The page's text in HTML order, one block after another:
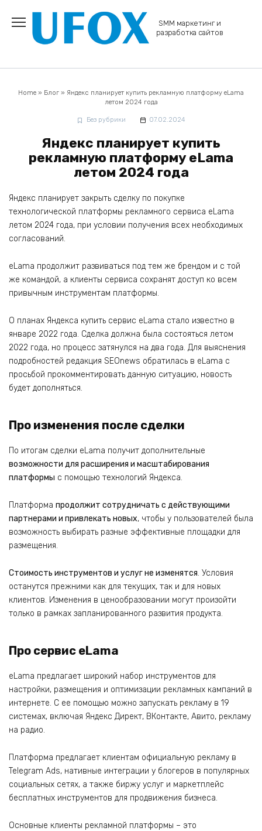
содержанию
SMM маркетинг и
разработка сайтов
Home » Блог » Яндекс планирует купить рекламную платформу eLama
летом 2024 года
Без рубрики 07.02.2024
Яндекс планирует купить
рекламную платформу eLama
летом 2024 года
Яндекс планирует закрыть сделку по покупке
технологической платформы рекламного сервиса eLama
летом 2024 года, при условии получения всех необходимых
согласований.
eLama продолжит развиваться под тем же брендом и с той
же командой, а клиенты сервиса сохранят доступ ко всем
привычным инструментам платформы.
О планах Яндекса купить сервис eLama стало известно в
январе 2022 года. Сделка должна была состояться летом
2022 года, но процесс затянулся на два года. Для выяснения
подробностей редакция SEOnews обратилась в eLama с
просьбой прокомментировать данную ситуацию, новость
будет дополняться.
Про изменения после сделки
По итогам сделки eLama получит дополнительные
возможности для расширения и масштабирования
платформы с помощью технологий Яндекса.
Платформа продолжит сотрудничать с действующими
партнерами и привлекать новых, чтобы у пользователей была
возможность выбирать разные эффективные площадки для
размещения.
Стоимость инструментов и услуг не изменятся. Условия
останутся прежними как для текущих, так и для новых
клиентов. Изменения в ценообразовании могут произойти
только в рамках запланированного развития продукта.
Про сервис eLama
eLama предлагает широкий набор инструментов для
настройки, размещения и оптимизации рекламных кампаний в
интернете. С ее помощью можно запускать рекламу в 19
системах, включая Яндекс Директ, ВКонтакте, Авито, рекламу
на радио.
Платформа предлагает клиентам официальную рекламу в
Telegram Ads, нативные интеграции у блогеров в популярных
социальных сетях, а также биржу услуг и маркетплейс
бесплатных инструментов для продвижения бизнеса.
Основные клиенты рекламной платформы – это